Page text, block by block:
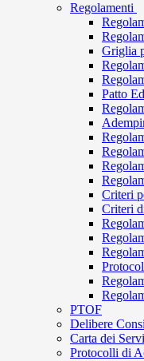
Regolamenti
Griglia
Patto
Criteri
Criteri
PTOF
Delibere
Carta dei
Protocolli di